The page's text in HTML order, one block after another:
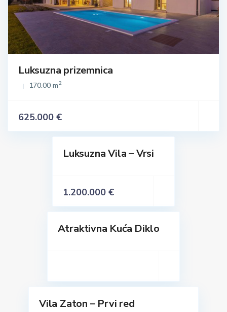
Luksuzna prizemnica
170.00 m2
625.000 €
Istaknuto
Luksuzna Vila – Vrsi
1.200.000 €
Atraktivna Kuća Diklo
Vila Zaton – Prvi red